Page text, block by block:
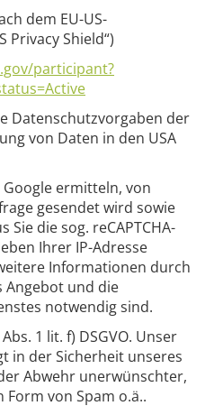
dem EU-US-
Privacy Shield“)
participant?
Datenschutzvorgaben der
von Daten in den USA
ermitteln, von
gesendet wird sowie
Sie die sog. reCAPTCHA-
Ihrer IP-Adresse
Informationen durch
Angebot und die
notwendig sind.
1 lit. f) DSGVO. Unser
in der Sicherheit unseres
Abwehr unerwünschter,
von Spam o.ä..